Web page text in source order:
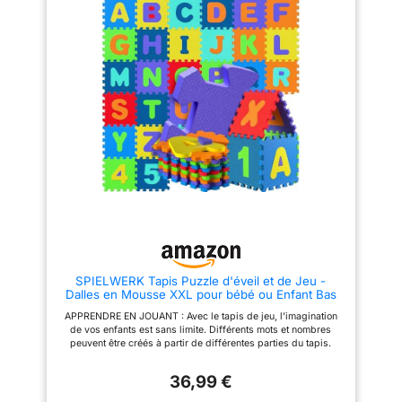
l'apprentissage de la marche à
4 pattes Développement
Moteur: Le tapis d'éveil et tapis
de motricité bébé stimule l'éveil
avec ses motifs colorés. La
texture antidérapante aide bébé
à prendre confiance lors de ses
premiers déplacements en toute
sécurité Entretien Simple: Ce
tapis bébé est imperméable et
se nettoie d'un coup de chiffon
humide. Les dalles résistent aux
taches de lait, à l'eau et aux
aliments. Tu peux l'utiliser sans
et compact une fois démonté, tu
créer un espace de jeu sécurisé
L'ACUITÉ VISUELLE : Les
textures, les couleurs et les
différents motifs animaux des
dalles à assembler encouragent
la motricité fine et développent
l'acuité visuelle de bébé.
CARACTÉRISTIQUES ET
ENTRETIEN : Ce tapis LUDI, aux
dimensions 90 x 90 x 1,2 cm,
est 100 % en EVA (Ethylene
Vinyl Acetate). Il doit être lavé à
la main avec de l'eau froide.
LUDI, UNE MARQUE QUI
SÉDUIT ENFANTS ET PARENTS
développement et
l'apprentissage.
SPIELWERK Tapis Puzzle d'éveil et de Jeu -
Dalles en Mousse XXL pour bébé ou Enfant Bas
âge - Anti-dérapantes, avec Alphabet et Chiffres,
86 pièces, 36 Dalles de 30x30cm
APPRENDRE EN JOUANT : Avec le tapis de jeu, l'imagination
de vos enfants est sans limite. Différents mots et nombres
peuvent être créés à partir de différentes parties du tapis.
compatible avec les versions précédentes. STIMULATION DE
36,99 €